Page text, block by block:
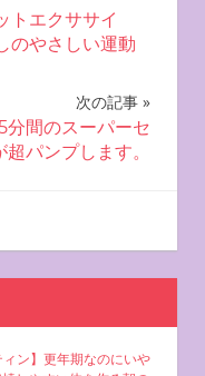
トエクササイ
のやさしい運動
次の記事
分間のスーパーセ
パンプします。
ィン】更年期なのにいや